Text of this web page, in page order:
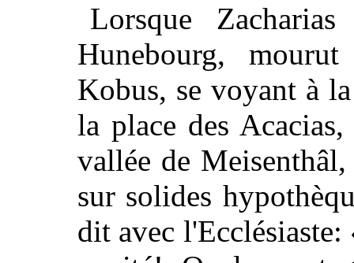
Lorsque
Hunebourg,
Kobus, se voyant à
la place des
vallée de
sur solides
dit avec l'Ecclésiaste: